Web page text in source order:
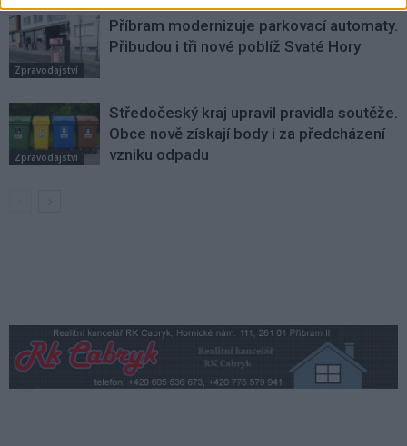
Zpravodajství
Příbram modernizuje parkovací automaty.
Přibudou i tři nové poblíž Svaté Hory
Zpravodajství
Středočeský kraj upravil pravidla soutěže.
Obce nově získají body i za předcházení
vzniku odpadu